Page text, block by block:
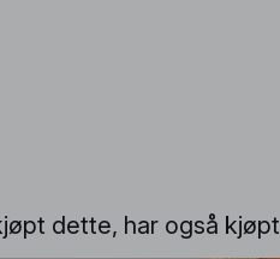
dette, har også kjøpt